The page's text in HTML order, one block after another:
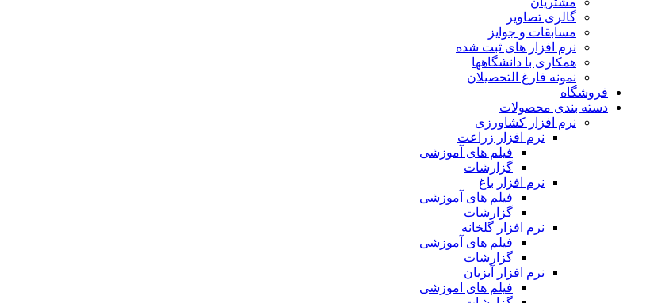
گالری تصاویر
مسابقات و جوایز
نرم افزار های ثبت شده
همکاری با دانشگاهها
نمونه فارغ التحصیلان
فروشگاه
دسته بندی محصولات
نرم افزار کشاورزی
نرم افزار زراعت
فیلم های آموزشی
گزارشات
نرم افزار باغ
فیلم های آموزشی
گزارشات
نرم افزار گلخانه
فیلم های آموزشی
گزارشات
نرم افزار آبزیان
فیلم های اموزشی